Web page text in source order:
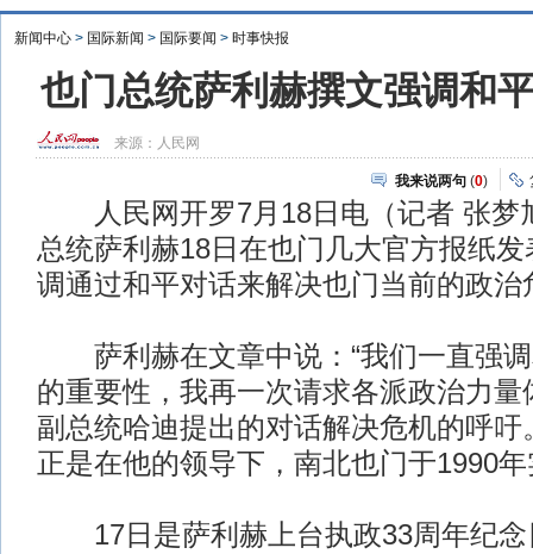
新闻中心 > 国际新闻 > 国际要闻 > 时事快报
也门总统萨利赫撰文强调和
来源： 人民网
我来说两句 (0)
人民网开罗7月18日电（记者 张梦
总统萨利赫18日在也门几大官方报纸
调通过和平对话来解决也门当前的政治
萨利赫在文章中说：“我们一直强调
的重要性，我再一次请求各派政治力量
副总统哈迪提出的对话解决危机的呼吁
正是在他的领导下，南北也门于1990
17日是萨利赫上台执政33周年纪念